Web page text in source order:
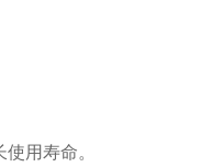
用寿命。